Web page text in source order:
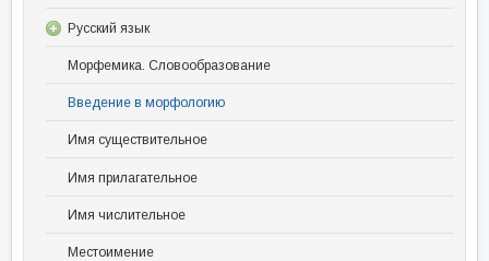
Русский язык
Морфемика. Словообразование
Введение в морфологию
Имя существительное
Имя прилагательное
Имя числительное
Местоимение